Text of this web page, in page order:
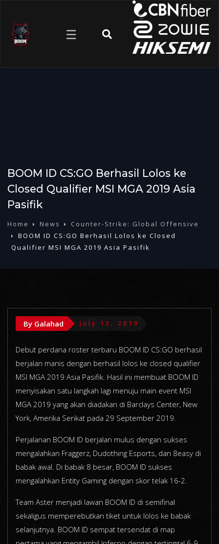
☰
BOOM ID CS:GO Berhasil Lolos ke
Closed Qualifier MSI MGA 2019 Asia
Pasifik
Home News
Counter-Strike: Global Offensive
BOOM ID CS:GO Berhasil Lolos ke Closed
Qualifier MSI MGA 2019 Asia Pasifik
By Galahad July 13, 2019
Debut perdana roster terbaru BOOM ID CS:GO berhasil
berjalan manis dengan berhasil lolos ke closed qualifier
MSI MGA 2019 Asia Pasifik. Hasil ini membuat BOOM ID
menyisakan satu langkah lagi menuju main event MSI
MGA 2019 yang akan diadakan di Barclays Center, New
York, Amerika Serikat pada 29 September 2019.
Perjalanan BOOM ID berjalan mulus dengan sukses
mengalahkan Fraggerz, Dudothing Esports, dan 8easy di
babak awal. Di babak 8 besar, BOOM ID sukses
mengalahkan Entity Gaming dengan skor telak 16-2.
Team Aster menjadi lawan BOOM ID di semifinal
sekaligus memperebutkan tiket untuk lolos ke babak
selanjutnya. BOOM ID sempat tersendat di map